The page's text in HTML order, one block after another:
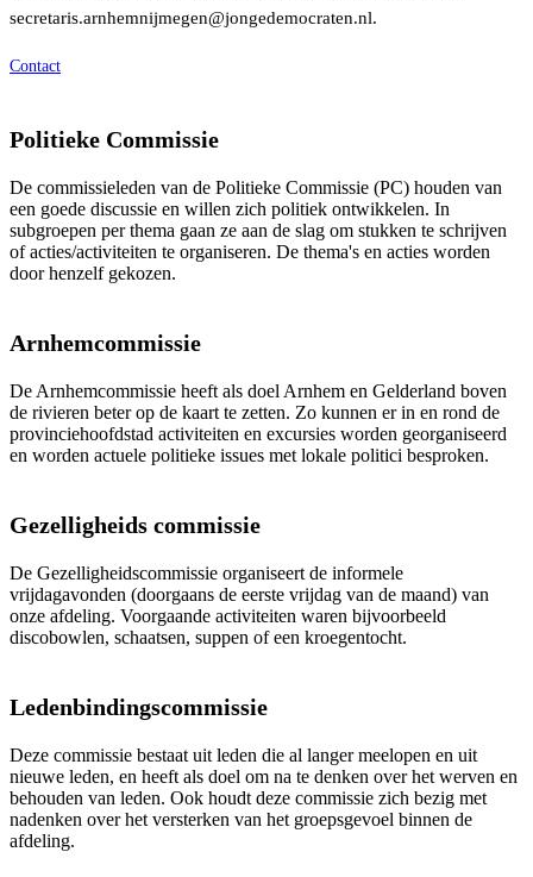
secretaris.arnhemnijmegen@jongedemocraten.nl.
Contact
Politieke Commissie
De commissieleden van de Politieke Commissie (PC) houden van
een goede discussie en willen zich politiek ontwikkelen. In
subgroepen per thema gaan ze aan de slag om stukken te schrijven
of acties/activiteiten te organiseren. De thema's en acties worden
door henzelf gekozen.
Arnhemcommissie
De Arnhemcommissie heeft als doel Arnhem en Gelderland boven
de rivieren beter op de kaart te zetten. Zo kunnen er in en rond de
provinciehoofdstad activiteiten en excursies worden georganiseerd
en worden actuele politieke issues met lokale politici besproken.
Gezelligheids commissie
De Gezelligheidscommissie organiseert de informele
vrijdagavonden (doorgaans de eerste vrijdag van de maand) van
onze afdeling. Voorgaande activiteiten waren bijvoorbeeld
discobowlen, schaatsen, suppen of een kroegentocht.
Ledenbindingscommissie
Deze commissie bestaat uit leden die al langer meelopen en uit
nieuwe leden, en heeft als doel om na te denken over het werven en
behouden van leden. Ook houdt deze commissie zich bezig met
nadenken over het versterken van het groepsgevoel binnen de
afdeling.